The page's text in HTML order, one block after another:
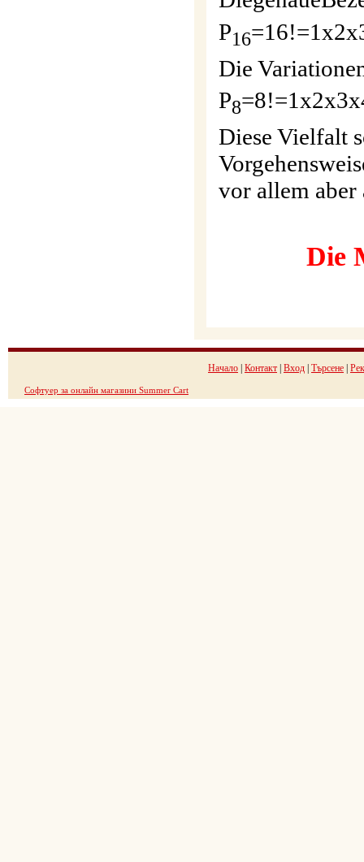
P16
Die
P8
Diese Vielfalt
vor allem
Die
Начало Контакт Вход Търсене
Софтуер за онлайн магазини Summer Cart